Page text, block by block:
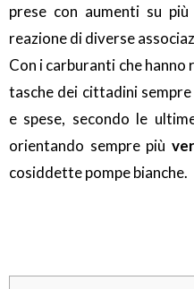
prese con aumenti su
reazione di diverse
Con i carburanti che
tasche dei cittadini
e spese, secondo le
orientando sempre più
cosiddette pompe bianche.